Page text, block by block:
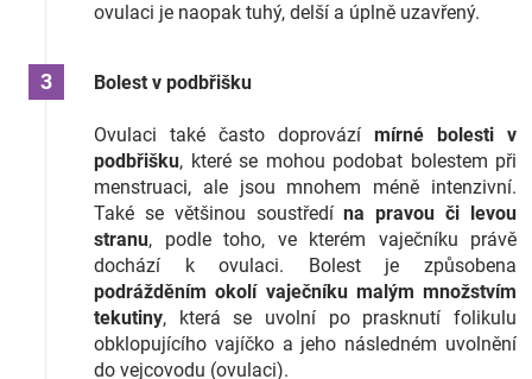
ovulaci je naopak tuhý, delší a úplně uzavřený.
Bolest v podbřišku
Ovulaci také často doprovází mírné bolesti v
podbřišku, které se mohou podobat bolestem při
menstruaci, ale jsou mnohem méně intenzivní.
Také se většinou soustředína pravou či levou
stranu, podle toho, ve kterém vaječníku právě
dochází k ovulaci. Bolest je způsobena
podrážděním okolí vaječníku malým množstvím
tekutiny, která se uvolní po prasknutí folikulu
obklopujícího vajíčko a jeho následném uvolnění
do vejcovodu (ovulaci).